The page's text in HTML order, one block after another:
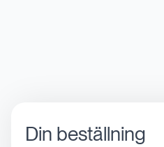
Din beställning